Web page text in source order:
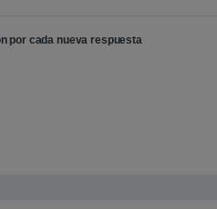
por cada nueva respuesta